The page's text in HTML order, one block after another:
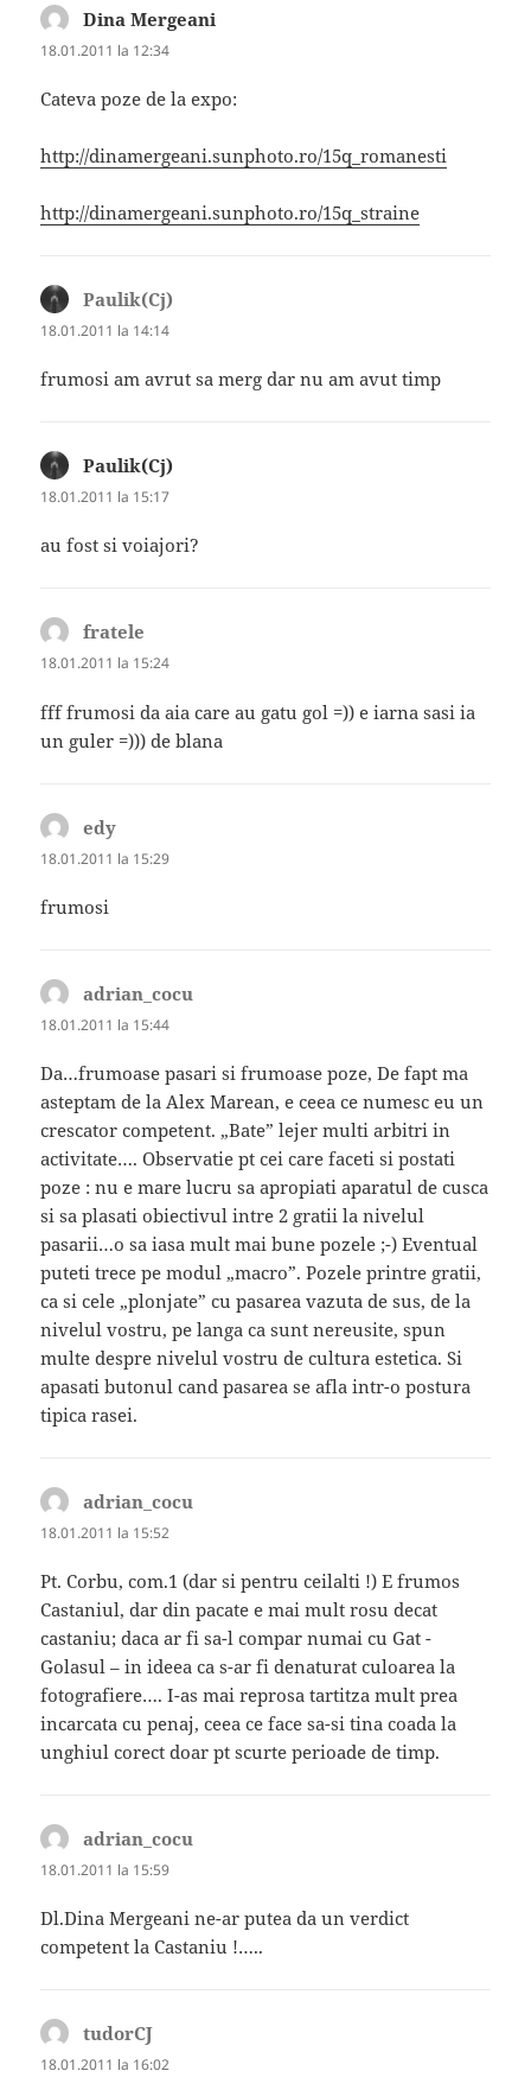
Dina Mergeani
18.01.2011 la 12:34
Cateva poze de la expo:
http://dinamergeani.sunphoto.ro/15q_romanesti
http://dinamergeani.sunphoto.ro/15q_straine
Paulik(Cj)
18.01.2011 la 14:14
frumosi am avrut sa merg dar nu am avut timp
Paulik(Cj)
18.01.2011 la 15:17
au fost si voiajori?
fratele
18.01.2011 la 15:24
fff frumosi da aia care au gatu gol =)) e iarna sasi ia
un guler =))) de blana
edy
18.01.2011 la 15:29
frumosi
adrian_cocu
18.01.2011 la 15:44
Da…frumoase pasari si frumoase poze, De fapt ma
asteptam de la Alex Marean, e ceea ce numesc eu un
crescator competent. „Bate” lejer multi arbitri in
activitate…. Observatie pt cei care faceti si postati
poze : nu e mare lucru sa apropiati aparatul de cusca
si sa plasati obiectivul intre 2 gratii la nivelul
pasarii…o sa iasa mult mai bune pozele ;-) Eventual
puteti trece pe modul „macro”. Pozele printre gratii,
ca si cele „plonjate” cu pasarea vazuta de sus, de la
nivelul vostru, pe langa ca sunt nereusite, spun
multe despre nivelul vostru de cultura estetica. Si
apasati butonul cand pasarea se afla intr-o postura
tipica rasei.
adrian_cocu
18.01.2011 la 15:52
Pt. Corbu, com.1 (dar si pentru ceilalti !) E frumos
Castaniul, dar din pacate e mai mult rosu decat
castaniu; daca ar fi sa-l compar numai cu Gat -
Golasul – in ideea ca s-ar fi denaturat culoarea la
fotografiere…. I-as mai reprosa tartitza mult prea
incarcata cu penaj, ceea ce face sa-si tina coada la
unghiul corect doar pt scurte perioade de timp.
adrian_cocu
18.01.2011 la 15:59
Dl.Dina Mergeani ne-ar putea da un verdict
competent la Castaniu !…..
tudorCJ
18.01.2011 la 16:02